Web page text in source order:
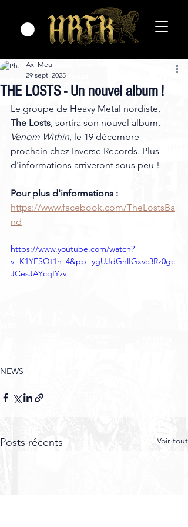
THE LOSTS - Un nouvel album !
Axl Meu
29 sept. 2025
Le groupe de Heavy Metal nordiste,
The Losts , sortira son nouvel album,
Venom Within , le 19 décembre
prochain chez Inverse Records. Plus
d'informations arriveront sous peu !
Pour plus d'informations :
https://www.facebook.com/TheLostsBa
nd
https://www.youtube.com/watch?
v=K1YESQt1n_4&pp=ygUJdGhlIGxvc3Rz0gc
JCesJAYcqIYzv
NEWS
Posts récents Voir tout